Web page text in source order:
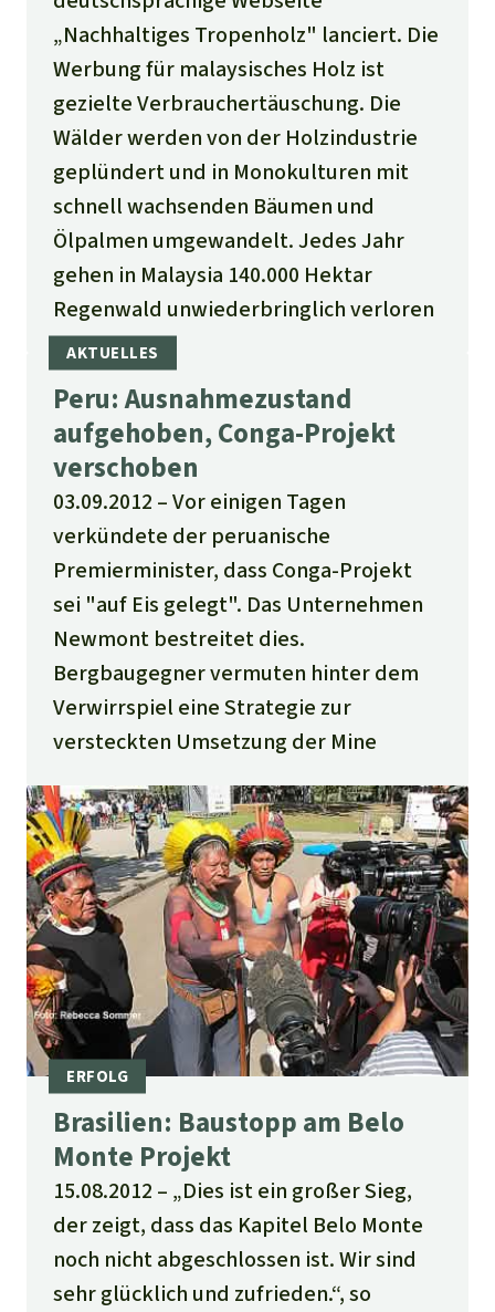
„Nachhaltiges Tropenholz" lanciert. Die
Werbung für malaysisches Holz ist
gezielte Verbrauchertäuschung. Die
Wälder werden von der Holzindustrie
geplündert und in Monokulturen mit
schnell wachsenden Bäumen und
Ölpalmen umgewandelt. Jedes Jahr
gehen in Malaysia 140.000 Hektar
Regenwald unwiederbringlich verloren
Peru: Ausnahmezustand
aufgehoben, Conga-Projekt
verschoben
03.09.2012
Vor einigen Tagen
verkündete der peruanische
Premierminister, dass Conga-Projekt
sei "auf Eis gelegt". Das Unternehmen
Newmont bestreitet dies.
Bergbaugegner vermuten hinter dem
Verwirrspiel eine Strategie zur
versteckten Umsetzung der Mine
Brasilien: Baustopp am Belo
Monte Projekt
15.08.2012
„Dies ist ein großer Sieg,
der zeigt, dass das Kapitel Belo Monte
noch nicht abgeschlossen ist. Wir sind
sehr glücklich und zufrieden.“, so